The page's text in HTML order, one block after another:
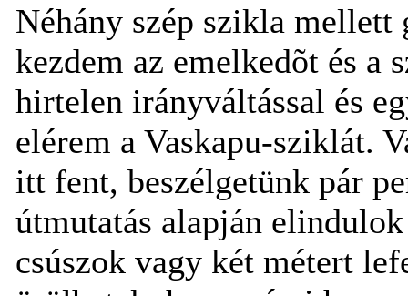
Néhány szép szikla
kezdem az emelkedõt és a
hirtelen irányváltással és
elérem a Vaskapu-sziklát.
itt fent, beszélgetünk pár
útmutatás alapján
csúszok vagy két métert